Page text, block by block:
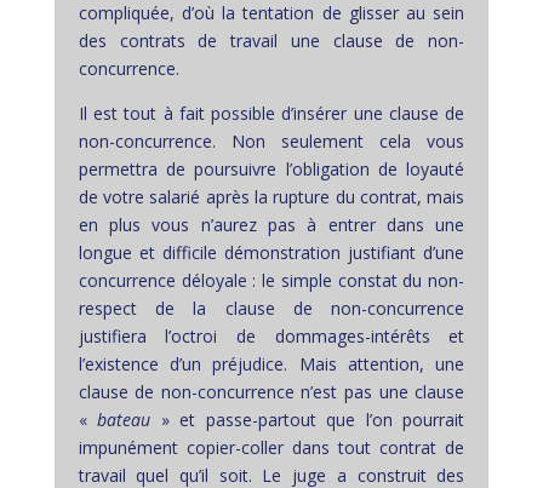
compliquée, d’où la tentation de glisser au sein
des contrats de travail une clause de non-
concurrence.
Il est tout à fait possible d’insérer une clause de
non-concurrence. Non seulement cela vous
permettra de poursuivre l’obligation de loyauté
de votre salarié après la rupture du contrat, mais
en plus vous n’aurez pas à entrer dans une
longue et difficile démonstration justifiant d’une
concurrence déloyale : le simple constat du non-
respect de la clause de non-concurrence
justifiera l’octroi de dommages-intérêts et
l’existence d’un préjudice. Mais attention, une
clause de non-concurrence n’est pas une clause
«bateau » et passe-partout que l’on pourrait
impunément copier-coller dans tout contrat de
travail quel qu’il soit. Le juge a construit des